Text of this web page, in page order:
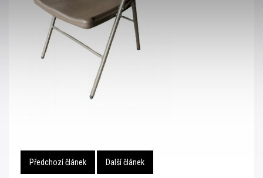
Předchozí článek Další článek